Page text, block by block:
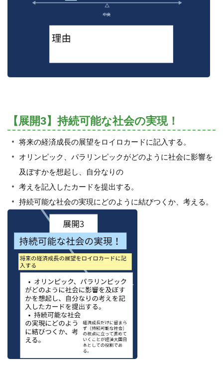
【展開3】持続可能な社会の実現！
将来の経済成長の展望をロイロカードに記入する。
オリンピック、パラリンピックがどのように社会に影響を
及ぼすかを想起し、自分なりの
考えを記入したカードを提出する。
持続可能な社会の実現にどのように結びつくか、考える。